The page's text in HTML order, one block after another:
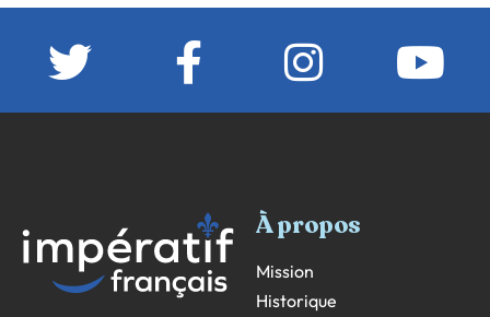
À propos
Mission
Historique